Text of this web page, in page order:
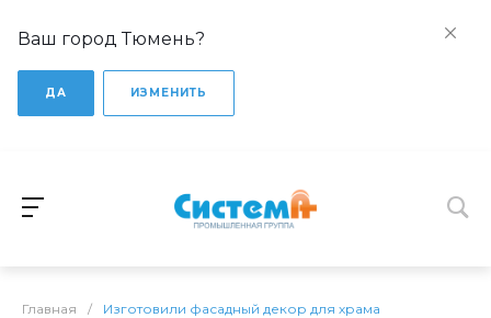
Ваш город Тюмень?
ДА ИЗМЕНИТЬ
Главная / Изготовили фасадный декор для храма